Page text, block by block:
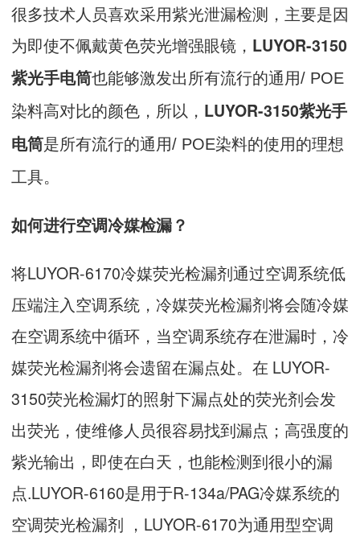
很多技术人员喜欢采用紫光泄漏检测，主要是因
为即使不佩戴黄色荧光增强眼镜， LUYOR-3150
紫光手电筒也能够激发出 所有流行的通用/ POE
染料高对比的颜色，所以， LUYOR-3150紫光手
电筒是所有流行的通用/ POE染料的使用的理想
工具。
如何进行空调冷媒检漏？
将LUYOR-6170冷媒荧光检漏剂通过空调系统低
压端注入空调系统，冷媒荧光检漏剂将会随冷媒
在空调系统中循环，当空调系统存在泄漏时，冷
媒荧光检漏剂将会遗留在漏点处。在 LUYOR-
3150荧光检漏灯的照射下漏点处的荧光剂会发
出荧光，使维修人员很容易找到漏点；高强度的
紫光输出，即使在白天，也能检测到很小的漏
点.LUYOR-6160是用于R-134a/PAG冷媒系统的
空调荧光检漏剂 ，LUYOR-6170为通用型空调